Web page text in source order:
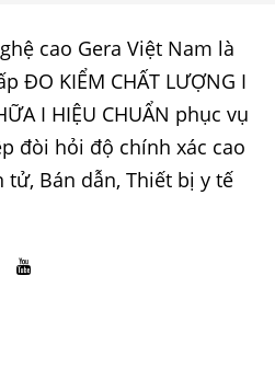
cao Gera Việt Nam là
ĐO KIỂM CHẤT LƯỢNG I
I HIỆU CHUẨN phục vụ
đòi hỏi độ chính xác cao
Bán dẫn, Thiết bị y tế